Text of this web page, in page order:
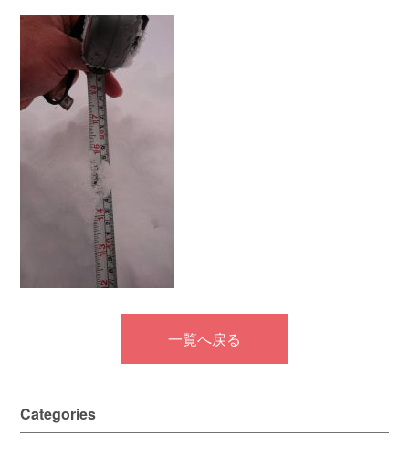
一覧へ戻る
Categories